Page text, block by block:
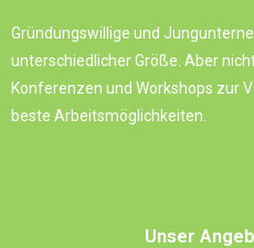
Gründungswillige und
unterschiedlicher Größe. Aber
Konferenzen und Workshops zur
beste Arbeitsmöglichkeiten.
Unser